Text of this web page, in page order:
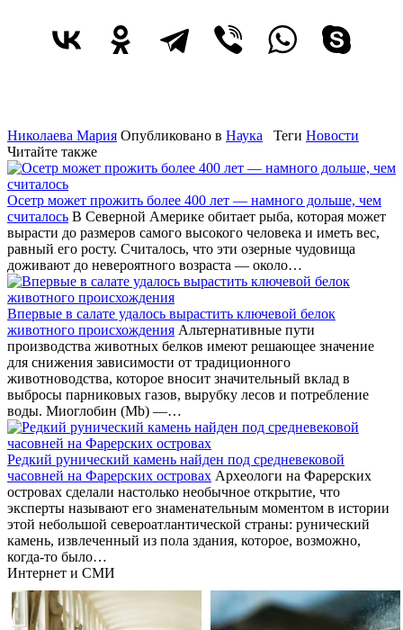
Николаева Мария Опубликовано в Наука Теги Новости
Читайте также
Осетр может прожить более 400 лет — намного дольше, чем
считалось В Северной Америке обитает рыба, которая может
вырасти до размеров самого высокого человека и иметь вес,
равный его росту. Считалось, что эти озерные чудовища
доживают до невероятного возраста — около…
Впервые в салате удалось вырастить ключевой белок
животного происхождения Альтернативные пути
производства животных белков имеют решающее значение
для снижения зависимости от традиционного
животноводства, которое вносит значительный вклад в
выбросы парниковых газов, вырубку лесов и потребление
воды. Миоглобин (Mb) —…
Редкий рунический камень найден под средневековой
часовней на Фарерских островах Археологи на Фарерских
островах сделали настолько необычное открытие, что
эксперты называют его знаменательным моментом в истории
этой небольшой североатлантической страны: рунический
камень, извлеченный из пола здания, которое, возможно,
когда-то было…
Интернет и СМИ